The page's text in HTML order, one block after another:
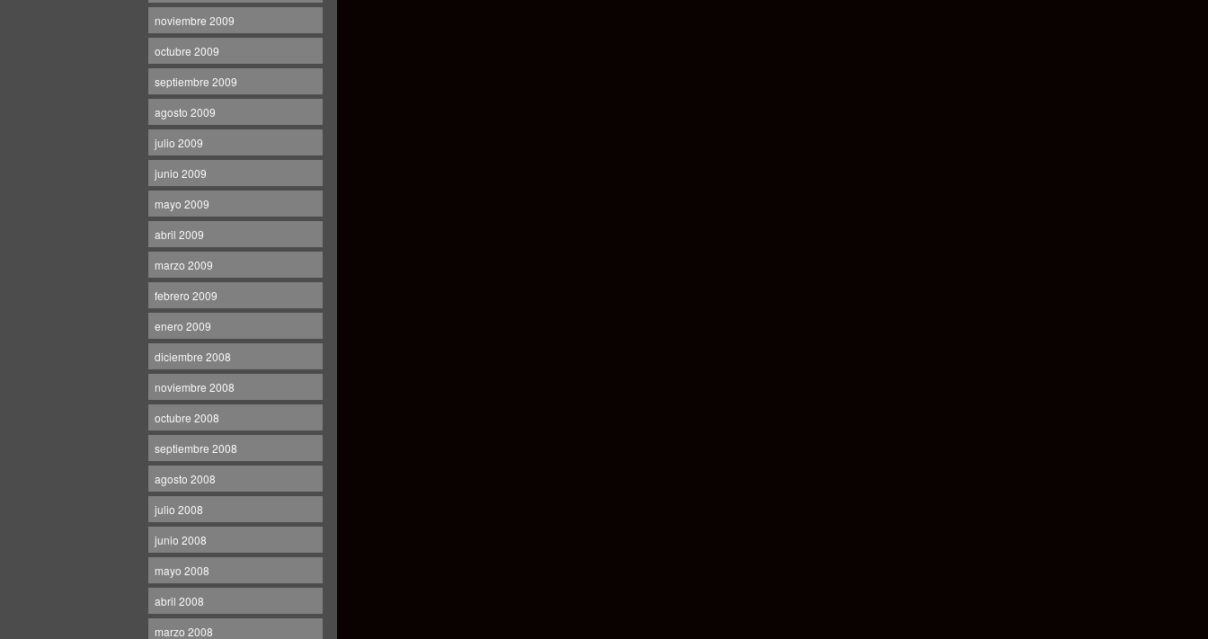
noviembre 2009
octubre 2009
septiembre 2009
agosto 2009
julio 2009
junio 2009
mayo 2009
abril 2009
marzo 2009
febrero 2009
enero 2009
diciembre 2008
noviembre 2008
octubre 2008
septiembre 2008
agosto 2008
julio 2008
junio 2008
mayo 2008
abril 2008
marzo 2008